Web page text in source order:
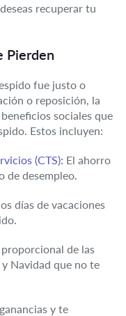
recuperar tu
Pierden
fue justo o
o reposición, la
sociales que
Estos incluyen:
(CTS): El ahorro
de desempleo.
días de vacaciones
de las
Navidad que no te
y te